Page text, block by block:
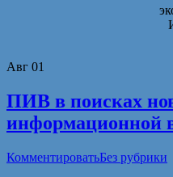
Авг 01
ПИВ в поисках
информационной
КомментироватьБез рубрики